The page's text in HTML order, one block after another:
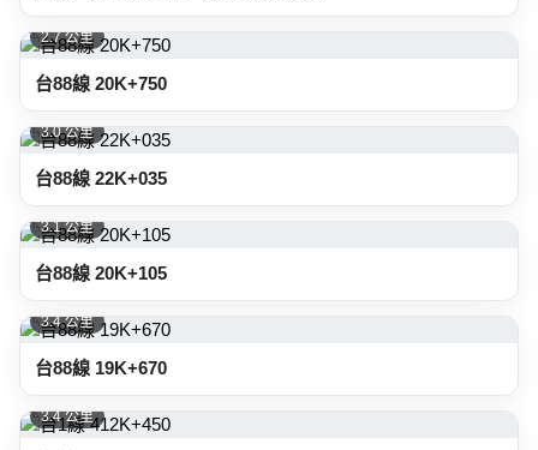
2.7 公里
台88線 20K+750
3.0 公里
台88線 22K+035
3.1 公里
台88線 20K+105
3.4 公里
台88線 19K+670
3.4 公里